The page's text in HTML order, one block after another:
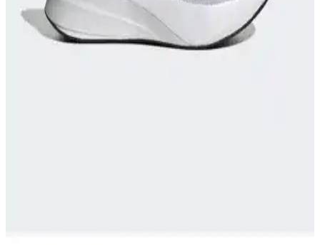
Nike React Miler, üstün yastıklama ve destek sağlayan teknolojisiyle
koşu ve günlük kullanımda konforu artırır, performansı yükseltir ve
ayak sağlığını korur.